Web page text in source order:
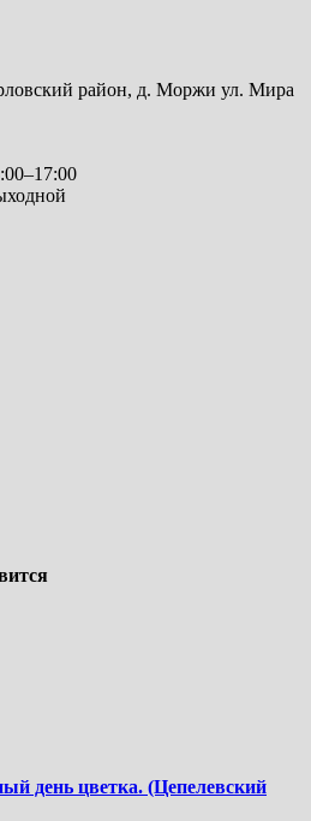
район, д. Моржи ул. Мира
день цветка. (Цепелевский